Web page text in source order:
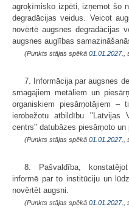
agroķīmisko izpēti, izņemot šo
degradācijas veidus. Veicot
novērtē augsnes degradācijas
augsnes auglības
(Punkts stājas spēkā 01.01.2027. ,
7. Informācija par augsnes
smagajiem metāliem un
organiskiem piesārņotājiem
ierobežotu atbildību "Latvijas
centrs" datubāzes piesārņoto un
(Punkts stājas spēkā 01.01.2027. ,
8. Pašvaldība,
informē par to institūciju un
novērtēt augsni.
(Punkts stājas spēkā 01.01.2027. ,